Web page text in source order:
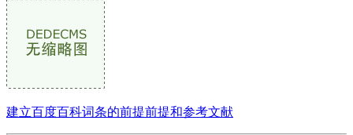
建立百度百科词条的前提前提和参考文献